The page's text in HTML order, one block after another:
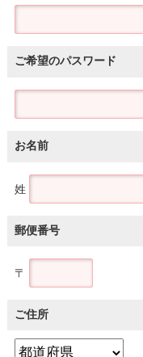
ご希望のパスワード
お名前
姓
郵便番号
〒
ご住所